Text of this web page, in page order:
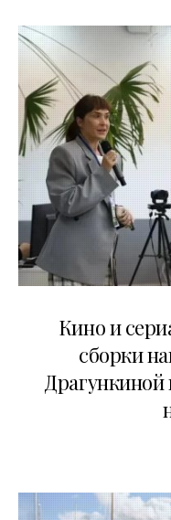
Кино и
сборки